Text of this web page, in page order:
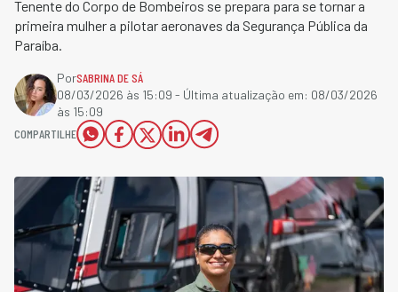
Tenente do Corpo de Bombeiros se prepara para se tornar a
primeira mulher a pilotar aeronaves da Segurança Pública da
Paraíba.
PorSABRINA DE SÁ
08/03/2026 às 15:09 - Última atualização em: 08/03/2026
às 15:09
COMPARTILHE